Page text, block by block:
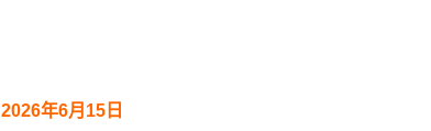
2026年6月15日